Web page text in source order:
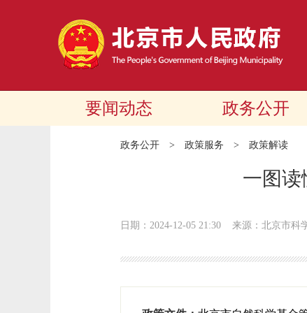
要闻动态 政务公开
政务公开 > 政策服务 > 政策解读
一图读
日期：2024-12-05 21:30 来源：北京市科